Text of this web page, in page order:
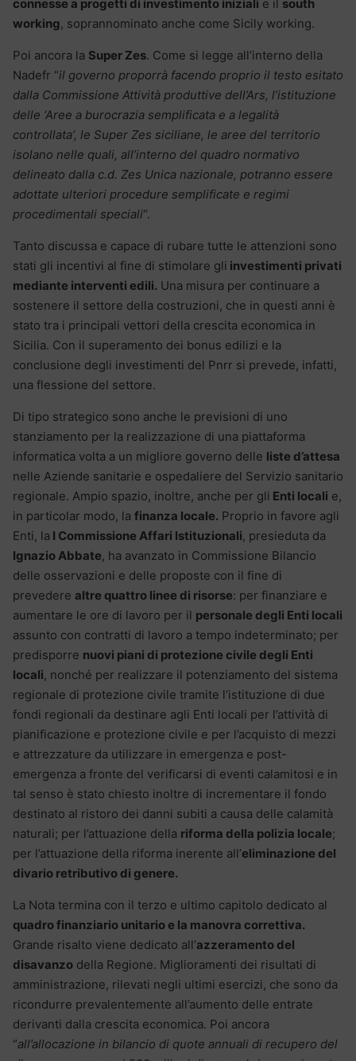
connesse a progetti di investimento iniziali e il south
working, soprannominato anche come Sicily working.
Poi ancora la Super Zes. Come si legge all’interno della
Nadefr “il governo proporrà facendo proprio il testo esitato
dalla Commissione Attività produttive dell’Ars, l’istituzione
delle ‘Aree a burocrazia semplificata e a legalità
controllata’, le Super Zes siciliane, le aree del territorio
isolano nelle quali, all’interno del quadro normativo
delineato dalla c.d. Zes Unica nazionale, potranno essere
adottate ulteriori procedure semplificate e regimi
procedimentali speciali“.
Tanto discussa e capace di rubare tutte le attenzioni sono
stati gli incentivi al fine di stimolare gli investimenti privati
mediante interventi edili. Una misura per continuare a
sostenere il settore della costruzioni, che in questi anni è
stato tra i principali vettori della crescita economica in
Sicilia. Con il superamento dei bonus edilizi e la
conclusione degli investimenti del Pnrr si prevede, infatti,
una flessione del settore.
Di tipo strategico sono anche le previsioni di uno
stanziamento per la realizzazione di una piattaforma
informatica volta a un migliore governo delle liste d’attesa
nelle Aziende sanitarie e ospedaliere del Servizio sanitario
regionale. Ampio spazio, inoltre, anche per gli Enti locali e,
in particolar modo, la finanza locale. Proprio in favore agli
Enti, la I Commissione Affari Istituzionali, presieduta da
Ignazio Abbate, ha avanzato in Commissione Bilancio
delle osservazioni e delle proposte con il fine di
prevedere altre quattro linee di risorse: per finanziare e
aumentare le ore di lavoro per il personale degli Enti locali
assunto con contratti di lavoro a tempo indeterminato; per
predisporre nuovi piani di protezione civile degli Enti
locali, nonché per realizzare il potenziamento del sistema
regionale di protezione civile tramite l’istituzione di due
fondi regionali da destinare agli Enti locali per l’attività di
pianificazione e protezione civile e per l’acquisto di mezzi
e attrezzature da utilizzare in emergenza e post-
emergenza a fronte del verificarsi di eventi calamitosi e in
tal senso è stato chiesto inoltre di incrementare il fondo
destinato al ristoro dei danni subiti a causa delle calamità
naturali; per l’attuazione della riforma della polizia locale;
per l’attuazione della riforma inerente all’eliminazione del
divario retributivo di genere.
La Nota termina con il terzo e ultimo capitolo dedicato al
quadro finanziario unitario e la manovra correttiva.
Grande risalto viene dedicato all’azzeramento del
disavanzo della Regione. Miglioramenti dei risultati di
amministrazione, rilevati negli ultimi esercizi, che sono da
ricondurre prevalentemente all’aumento delle entrate
derivanti dalla crescita economica. Poi ancora
“all’allocazione in bilancio di quote annuali di recupero del